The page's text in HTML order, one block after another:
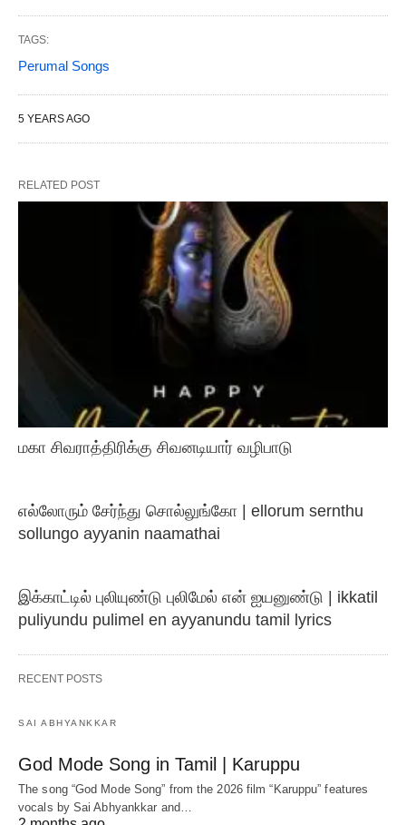
TAGS:
Perumal Songs
5 YEARS AGO
RELATED POST
மகா சிவராத்திரிக்கு சிவனடியார் வழிபாடு
எல்லோரும் சேர்ந்து சொல்லுங்கோ | ellorum sernthu
sollungo ayyanin naamathai
இக்காட்டில் புலியுண்டு புலிமேல் என் ஐயனுண்டு | ikkatil
puliyundu pulimel en ayyanundu tamil lyrics
RECENT POSTS
SAI ABHYANKKAR
God Mode Song in Tamil | Karuppu
The song “God Mode Song” from the 2026 film “Karuppu” features
vocals by Sai Abhyankkar‬ and…